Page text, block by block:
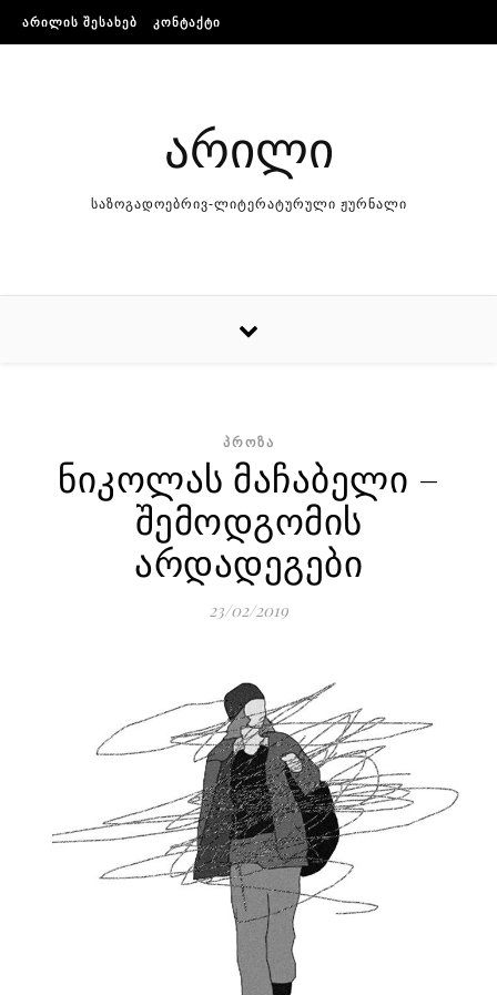
Skip to content
ᲐᲠᲘᲚᲘᲡ ᲨᲔᲡᲐᲮᲔᲑ ᲙᲝᲜᲢᲐᲥᲢᲘ
არილი
საზოგადოებრივ-ლიტერატურული ჟურნალი
ᲞᲠᲝᲖᲐ
ნიკოლას მაჩაბელი –
შემოდგომის
არდადეგები
23/02/2019